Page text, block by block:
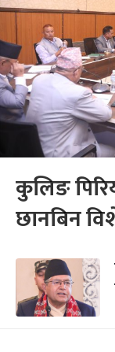
कुलिङ
छानबिन